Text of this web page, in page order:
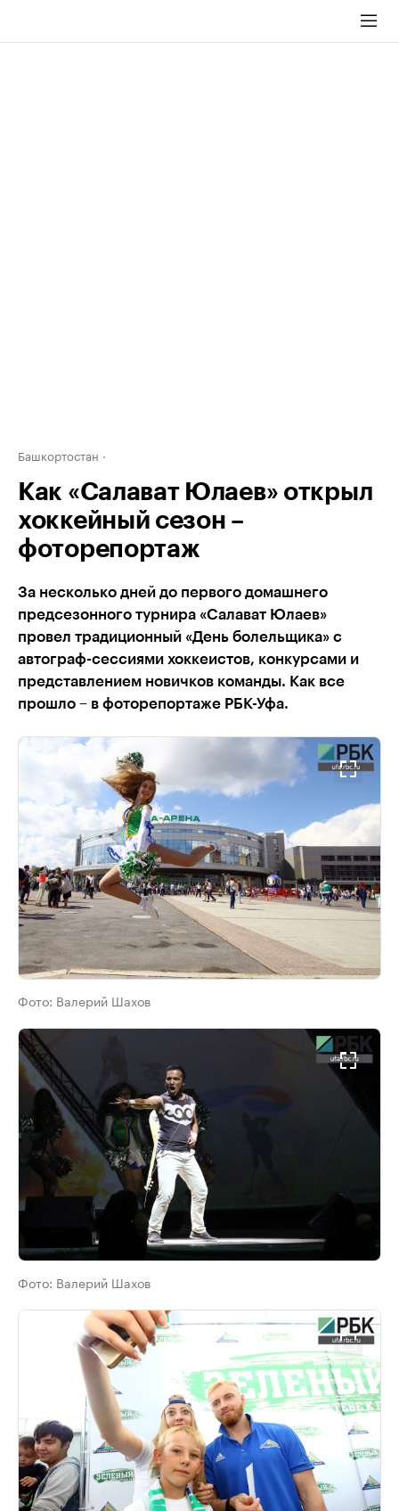
Башкортостан
Как «Салават Юлаев» открыл
хоккейный сезон –
фоторепортаж
За несколько дней до первого домашнего
предсезонного турнира «Салават Юлаев»
провел традиционный «День болельщика» с
автограф-сессиями хоккеистов, конкурсами и
представлением новичков команды. Как все
прошло – в фоторепортаже РБК-Уфа.
Фото: Валерий Шахов
Фото: Валерий Шахов